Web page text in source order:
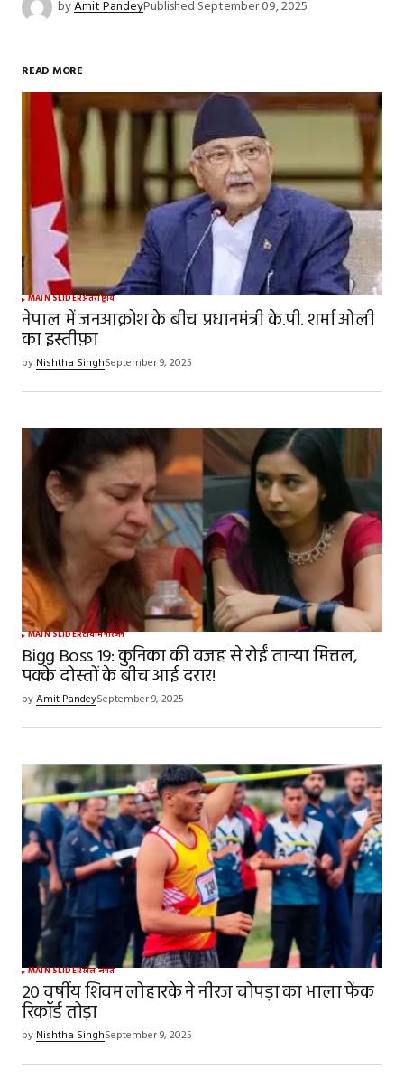
byAmit PandeyPublished September 09, 2025
READ MORE
MAIN SLIDERअंतर्राष्ट्रीय
नेपाल में जनआक्रोश के बीच प्रधानमंत्री के.पी. शर्मा ओली
का इस्तीफ़ा
by Nishtha SinghSeptember 9, 2025
MAIN SLIDERटीवीमनोरंजन
Bigg Boss 19: कुनिका की वजह से रोईं तान्या मित्तल,
पक्के दोस्तों के बीच आई दरार!
byAmit PandeySeptember 9, 2025
MAIN SLIDERखेल जगत
20 वर्षीय शिवम लोहारके ने नीरज चोपड़ा का भाला फेंक
रिकॉर्ड तोड़ा
by Nishtha SinghSeptember 9, 2025